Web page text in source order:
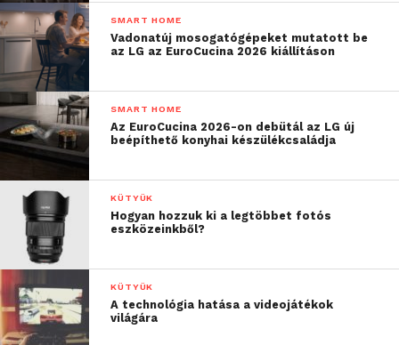
SMART HOME
Vadonatúj mosogatógépeket mutatott be
az LG az EuroCucina 2026 kiállításon
SMART HOME
Az EuroCucina 2026-on debütál az LG új
beépíthető konyhai készülékcsaládja
KÜTYÜK
Hogyan hozzuk ki a legtöbbet fotós
eszközeinkből?
KÜTYÜK
A technológia hatása a videojátékok
világára